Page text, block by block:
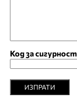
Код за сигурност
ИЗПРАТИ